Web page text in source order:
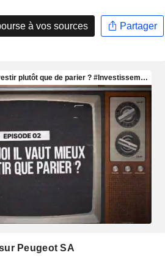
à vos sources Partager
Peugeot SA